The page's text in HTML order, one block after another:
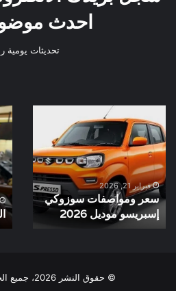
احدث
تحديثات يومية
ومواصفات
سوزوكي
إسبريسو
موديل
2026فبراير 21, 2026
سعر ومواصفات سوزوكي
إسبريسو موديل 2026
© حقوق النشر 2026، جميع الحقوق محفوظة |